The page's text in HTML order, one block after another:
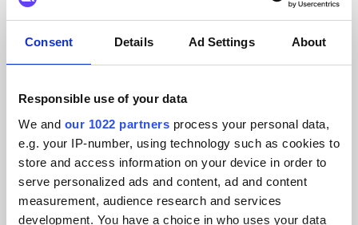
Consent Details Ad Settings About
Responsible use of your data
We and our 1022 partners process your personal data,
e.g. your IP-number, using technology such as cookies to
store and access information on your device in order to
serve personalized ads and content, ad and content
measurement, audience research and services
development. You have a choice in who uses your data